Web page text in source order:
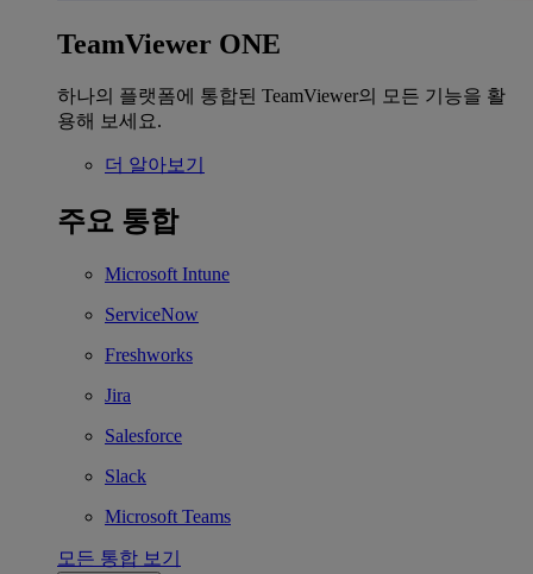
TeamViewer ONE
하나의 플랫폼에 통합된 TeamViewer의 모든 기능을 활
용해 보세요.
더 알아보기
주요 통합
Microsoft Intune
ServiceNow
Freshworks
Jira
Salesforce
Slack
Microsoft Teams
모든 통합 보기